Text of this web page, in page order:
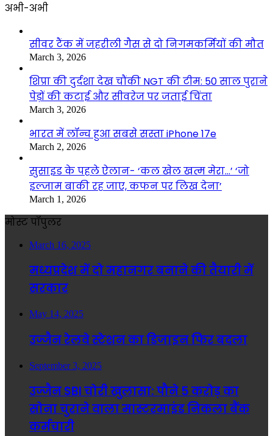
अभी-अभी
सीवर टैंक में जहरीली गैस से दो निगमकर्मियों की मौत
March 3, 2026
शिप्रा की दुर्दशा देख चौंकी NGT की टीम: 50 साल पुराने
पेड़ों की कटाई और सीवरेज पर जताई चिंता
March 3, 2026
भारत में लॉन्च हुआ सबसे सस्ता iPhone 17e
March 2, 2026
सुसाइड के पहले ऐलान- ‘कल खेल खत्म मेरा…’ ‘जो
इल्जाम बाकी रह जाए, कफन पर लिख देना’
March 1, 2026
मोस्ट पॉपुलर
March 16, 2025
मध्यप्रदेश में दो महानगर बनाने की तैयारी में
सरकार
May 14, 2025
उज्जैन रेलवे स्टेशन का डिजाइन फिर बदला
September 3, 2025
उज्जैन SBI चोरी खुलासा: पौने 5 करोड़ का
सोना चुराने वाला मास्टरमाइंड निकला बैंक
कर्मचारी